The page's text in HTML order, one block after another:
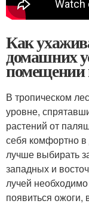
Как
домашних
помещении
В тропическом
уровне,
растений от
себя комфортно
лучше выбирать
западных и
лучей
появиться ожоги,